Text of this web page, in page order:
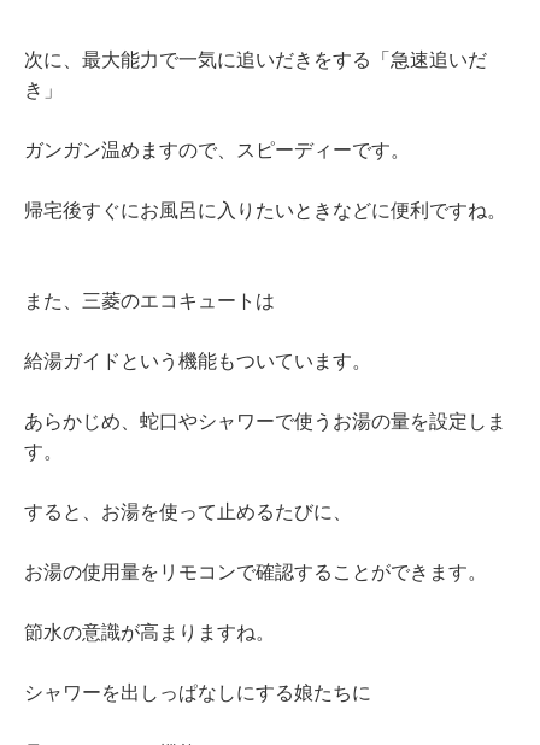
次に、最大能力で一気に追いだきをする「急速追いだ
き」
ガンガン温めますので、スピーディーです。
帰宅後すぐにお風呂に入りたいときなどに便利ですね。
また、三菱のエコキュートは
給湯ガイドという機能もついています。
あらかじめ、蛇口やシャワーで使うお湯の量を設定しま
す。
すると、お湯を使って止めるたびに、
お湯の使用量をリモコンで確認することができます。
節水の意識が高まりますね。
シャワーを出しっぱなしにする娘たちに